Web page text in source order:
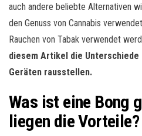
auch andere beliebte Alternativen
den Genuss von Cannabis
Rauchen von Tabak verwendet
diesem Artikel die Unterschiede
Geräten rausstellen.
Was ist eine Bong
liegen die Vorteile?